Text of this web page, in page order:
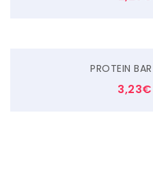
PROTEIN
3,23€